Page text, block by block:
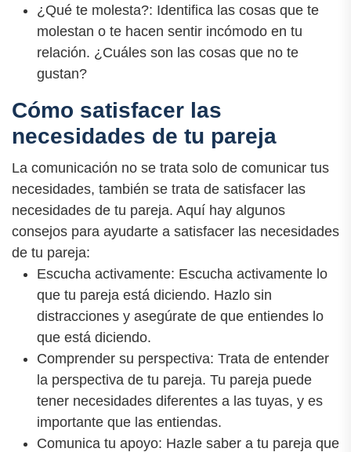
¿Qué te molesta?: Identifica las cosas que te
molestan o te hacen sentir incómodo en tu
relación. ¿Cuáles son las cosas que no te
gustan?
Cómo satisfacer las
necesidades de tu pareja
La comunicación no se trata solo de comunicar tus
necesidades, también se trata de satisfacer las
necesidades de tu pareja. Aquí hay algunos
consejos para ayudarte a satisfacer las necesidades
de tu pareja:
Escucha activamente: Escucha activamente lo
que tu pareja está diciendo. Hazlo sin
distracciones y asegúrate de que entiendes lo
que está diciendo.
Comprender su perspectiva: Trata de entender
la perspectiva de tu pareja. Tu pareja puede
tener necesidades diferentes a las tuyas, y es
importante que las entiendas.
Comunica tu apoyo: Hazle saber a tu pareja que